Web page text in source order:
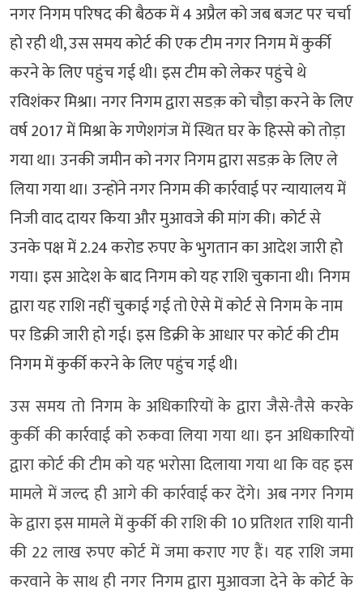
नगर निगम परिषद की बैठक में 4 अप्रैल को जब बजट पर चर्चा
हो रही थी, उस समय कोर्ट की एक टीम नगर निगम में कुर्की
करने के लिए पहुंच गई थी। इस टीम को लेकर पहुंचे थे
रविशंकर मिश्रा। नगर निगम द्वारा सडक़ को चौड़ा करने के लिए
वर्ष 2017 में मिश्रा के गणेशगंज में स्थित घर के हिस्से को तोड़ा
गया था। उनकी जमीन को नगर निगम द्वारा सडक़ के लिए ले
लिया गया था। उन्होंने नगर निगम की कार्रवाई पर न्यायालय में
निजी वाद दायर किया और मुआवजे की मांग की। कोर्ट से
उनके पक्ष में 2.24 करोड रुपए के भुगतान का आदेश जारी हो
गया। इस आदेश के बाद निगम को यह राशि चुकाना थी। निगम
द्वारा यह राशि नहीं चुकाई गई तो ऐसे में कोर्ट से निगम के नाम
पर डिक्री जारी हो गई। इस डिक्री के आधार पर कोर्ट की टीम
निगम में कुर्की करने के लिए पहुंच गई थी।
उस समय तो निगम के अधिकारियों के द्वारा जैसे-तैसे करके
कुर्की की कार्रवाई को रुकवा लिया गया था। इन अधिकारियों
द्वारा कोर्ट की टीम को यह भरोसा दिलाया गया था कि वह इस
मामले में जल्द ही आगे की कार्रवाई कर देंगे। अब नगर निगम
के द्वारा इस मामले में कुर्की की राशि की 10 प्रतिशत राशि यानी
की 22 लाख रुपए कोर्ट में जमा कराए गए हैं। यह राशि जमा
करवाने के साथ ही नगर निगम द्वारा मुआवजा देने के कोर्ट के